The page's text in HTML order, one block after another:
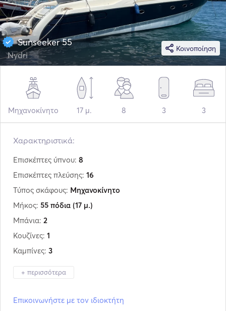
Κοινοποίηση
Sunseeker 55
Nydri
Μηχανοκίνητο 17 μ. 8 3 3
Χαρακτηριστικά:
Επισκέπτες ύπνου: 8
Επισκέπτες πλεύσης: 16
Τύπος σκάφους: Μηχανοκίνητο
Μήκος: 55 πόδια (17 μ.)
Μπάνια: 2
Κουζίνες: 1
Καμπίνες: 3
+ περισσότερα
Επικοινωνήστε με τον ιδιοκτήτη